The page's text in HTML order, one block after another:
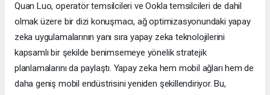
Quan Luo, operatör temsilcileri ve Ookla temsilcileri de dahil
olmak üzere bir dizi konuşmacı, ağ optimizasyonundaki yapay
zeka uygulamalarının yanı sıra yapay zeka teknolojilerini
kapsamlı bir şekilde benimsemeye yönelik stratejik
planlamalarını da paylaştı. Yapay zeka hem mobil ağları hem de
daha geniş mobil endüstrisini yeniden şekillendiriyor. Bu,